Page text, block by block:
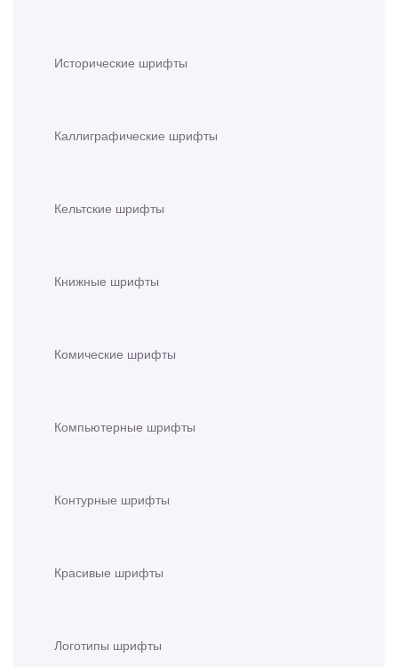
Исторические шрифты
Каллиграфические шрифты
Кельтские шрифты
Книжные шрифты
Комические шрифты
Компьютерные шрифты
Контурные шрифты
Красивые шрифты
Логотипы шрифты